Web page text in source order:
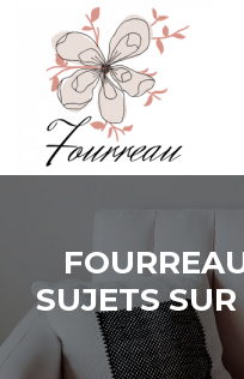
contenu
SUJETS